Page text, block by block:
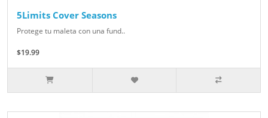
5Limits Cover Seasons
Protege tu maleta con una fund..
$19.99